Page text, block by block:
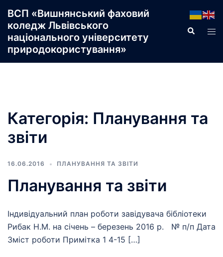
до
вмісту
ВСП «Вишнянський фаховий
коледж Львівського
національного університету
природокористування»
Пошук
Категорія: Планування та
звіти
16.06.2016 ПЛАНУВАННЯ ТА ЗВІТИ
Планування та звіти
Індивідуальний план роботи завідувача бібліотеки
Рибак Н.М. на січень – березень 2016 р. № п/п Дата
Зміст роботи Примітка 1 4-15 […]